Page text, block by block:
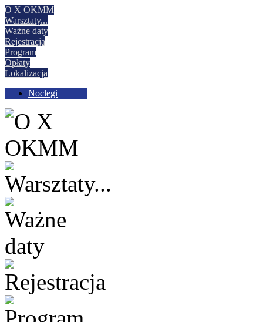
O X OKMM
Warsztaty...
Ważne daty
Rejestracja
Program
Opłaty
Lokalizacja
Noclegi